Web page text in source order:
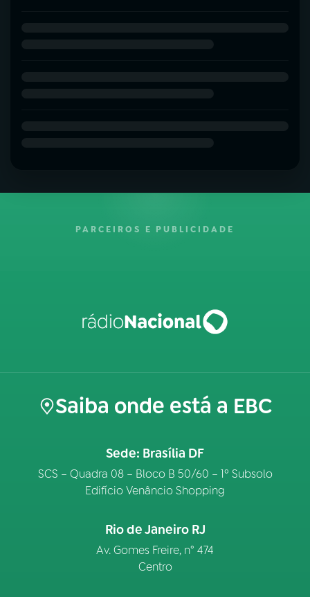
PARCEIROS E PUBLICIDADE
Saiba onde está a EBC
Sede: Brasília DF
SCS – Quadra 08 – Bloco B 50/60 – 1º Subsolo
Edifício Venâncio Shopping
Rio de Janeiro RJ
Av. Gomes Freire, n° 474
Centro